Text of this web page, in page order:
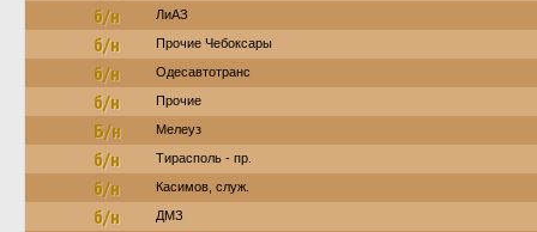
б/н ЛиАЗ
б/н Прочие Чебоксары
б/н Одесавтотранс
б/н Прочие
Б/н Мелеуз
б/н Тирасполь - пр.
б/н Касимов, служ.
б/н ДМЗ